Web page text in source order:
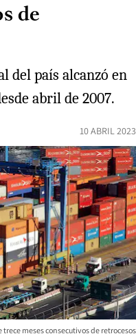
de
del país alcanzó en
abril de 2007.
10 ABRIL 2023
meses consecutivos de retrocesos